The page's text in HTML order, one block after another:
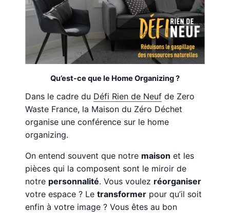
Qu’est-ce que le Home Organizing ?
Dans le cadre du Défi Rien de Neuf de Zero
Waste France, la Maison du Zéro Déchet
organise une conférence sur le home
organizing.
On entend souvent que notre maison et les
pièces qui la composent sont le miroir de
notre personnalité. Vous voulez réorganiser
votre espace ? Letransformer pour qu’il soit
enfin à votre image ? Vous êtes au bon